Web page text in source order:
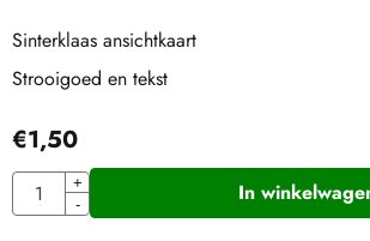
Sinterklaas ansichtkaart
Strooigoed en tekst
€1,50
Aantal
+
-
In